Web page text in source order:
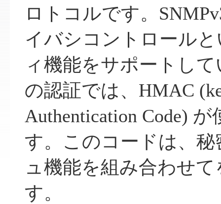
ロトコルです。
イバシコントロール
ィ機能をサポートし
の認証では、HMAC
Authentication Code)
す。このコードは、
ュ機能を組み合わせ
す。